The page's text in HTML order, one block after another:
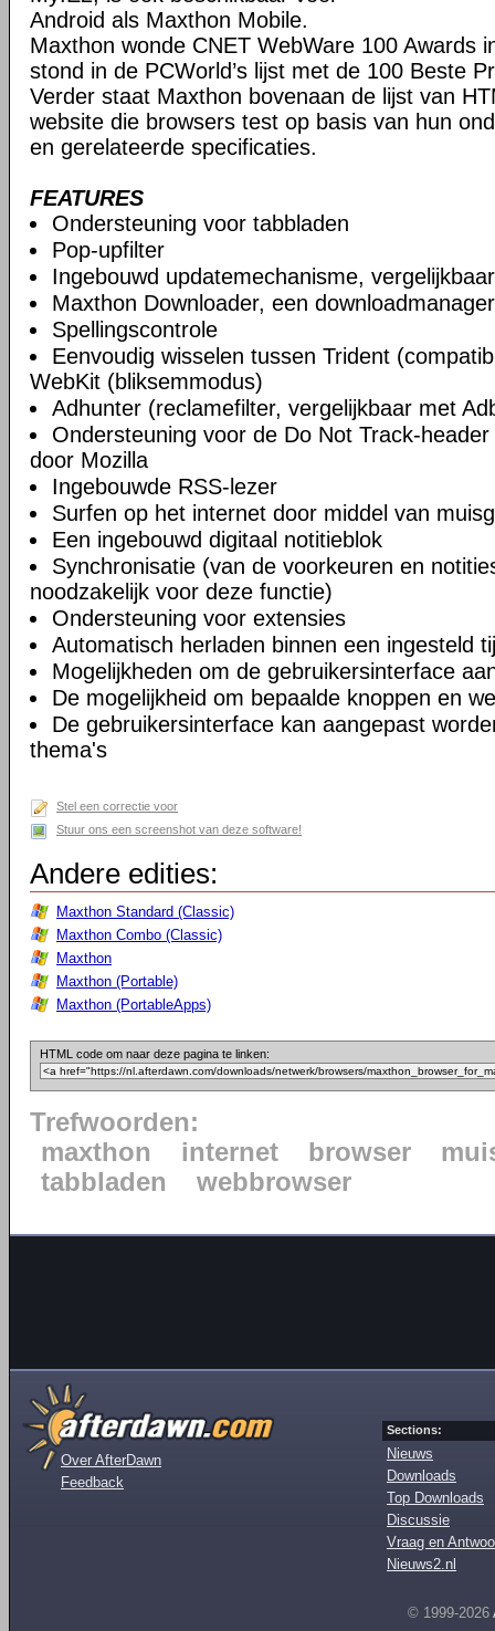
Android als Maxthon Mobile.
Maxthon wonde CNET WebWare 100 Awards
stond in de PCWorld’s lijst met de 100 Beste
Verder staat Maxthon bovenaan de lijst van
website die browsers test op basis van hun
en gerelateerde specificaties.
FEATURES
Ondersteuning voor tabbladen
Pop-upfilter
Ingebouwd updatemechanisme,
Maxthon Downloader, een downloadmanager
Spellingscontrole
Eenvoudig wisselen tussen Trident
WebKit (bliksemmodus)
Adhunter (reclamefilter, vergelijkbaar met
Ondersteuning voor de Do Not Track-
door Mozilla
Ingebouwde RSS-lezer
Surfen op het internet door middel van
Een ingebouwd digitaal notitieblok
Synchronisatie (van de voorkeuren en
noodzakelijk voor deze functie)
Ondersteuning voor extensies
Automatisch herladen binnen een ingesteld
Mogelijkheden om de gebruikersinterface
De mogelijkheid om bepaalde knoppen en
De gebruikersinterface kan aangepast
thema's
Stel een correctie voor
Stuur ons een screenshot van deze software!
Andere edities:
Maxthon Standard (Classic)
Maxthon Combo (Classic)
Maxthon
Maxthon (Portable)
Maxthon (PortableApps)
HTML code om naar deze pagina te linken:
Trefwoorden:
maxthon
internet browser
tabbladen
webbrowser
Over AfterDawn
Feedback
Sections:
Nieuws
Downloads
Top Downloads
Discussie
Vraag en
Nieuws2.nl
© 1999-2026